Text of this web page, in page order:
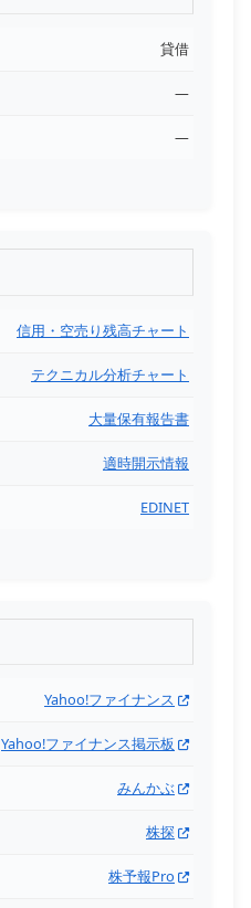
貸借
―
―
信用・空売り残高チャート
テクニカル分析チャート
大量保有報告書
適時開示情報
EDINET
Yahoo!ファイナンス
Yahoo!ファイナンス掲示板
みんかぶ
株探
株予報Pro